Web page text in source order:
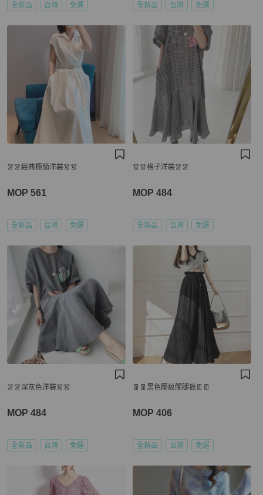
全新品 台灣 免運 全新品 台灣 免運
👗👗經典極簡洋裝👗👗
MOP 561
全新品 台灣 免運
👗👗格子洋裝👗👗
MOP 484
全新品 台灣 免運
👗👗深灰色洋裝👗👗
MOP 484
全新品 台灣 免運
👖👖黑色壓紋闊腿褲👖👖
MOP 406
全新品 台灣 免運